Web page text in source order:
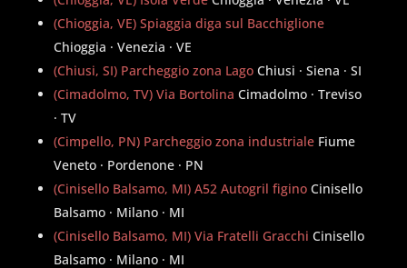
(Chioggia, VE) Spiaggia diga sul Bacchiglione
Chioggia · Venezia · VE
(Chiusi, SI) Parcheggio zona Lago Chiusi · Siena · SI
(Cimadolmo, TV) Via Bortolina Cimadolmo · Treviso
· TV
(Cimpello, PN) Parcheggio zona industriale Fiume
Veneto · Pordenone · PN
(Cinisello Balsamo, MI) A52 Autogril figino Cinisello
Balsamo · Milano · MI
(Cinisello Balsamo, MI) Via Fratelli Gracchi Cinisello
Balsamo · Milano · MI